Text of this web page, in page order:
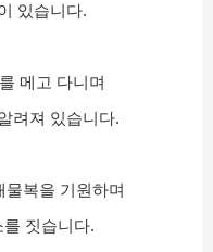
있습니다.
메고 다니며
려져 있습니다.
물복을 기원하며
짓습니다.